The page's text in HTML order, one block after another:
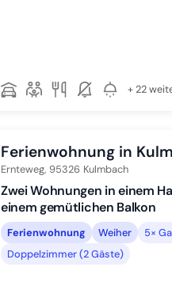
+ 22
Ferienwohnung in
Ernteweg, 95326 Kulmbach
Zwei Wohnungen in einem
einem gemütlichen Balkon
Ferienwohnung Weiher 5×
Doppelzimmer (2 Gäste)